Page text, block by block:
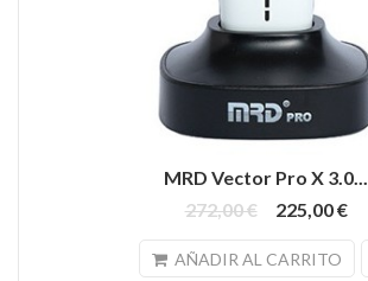
MRD Vector Pro X 3.0...
272,00 €
225,00 €
AÑADIR AL CARRITO